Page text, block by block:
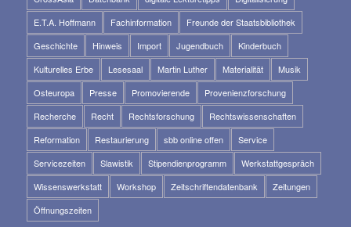
E.T.A. Hoffmann
Fachinformation
Freunde der Staatsbibliothek
Geschichte
Hinweis Import Jugendbuch
Kinderbuch
Kulturelles Erbe
Lesesaal Martin Luther Materialität
Musik
Osteuropa
Presse Promovierende
Provenienzforschung
Recherche
Recht Rechtsforschung
Rechtswissenschaften
Reformation
Restaurierung sbb online offen
Service
Servicezeiten
Slawistik Stipendienprogramm
Werkstattgespräch
Wissenswerkstatt
Workshop Zeitschriftendatenbank
Zeitungen
Öffnungszeiten